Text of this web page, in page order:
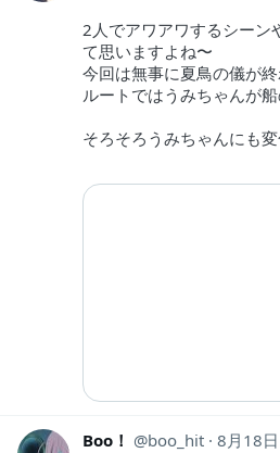
2人でアワアワするシーン
て思いますよね〜
今回は無事に夏鳥の儀が
ルートではうみちゃんが
そろそろうみちゃんにも
Boo！ boo_hit 8月18日